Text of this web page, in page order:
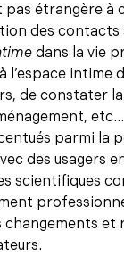
étrangère à
des contacts
dans la vie
intime
de constater
parmi la
des usagers
scientifiques
et